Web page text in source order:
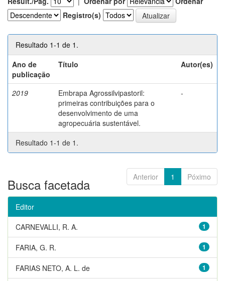
Registro(s)
Resultado 1-1 de 1.
Ano de
publicação
Título Autor(es)
2019
Embrapa Agrossilvipastoril:
primeiras contribuições para o
desenvolvimento de uma
agropecuária sustentável.
-
Resultado 1-1 de 1.
Anterior 1 Póximo
Busca facetada
Editor
1
CARNEVALLI, R. A.
1
FARIA, G. R.
1
FARIAS NETO, A. L. de